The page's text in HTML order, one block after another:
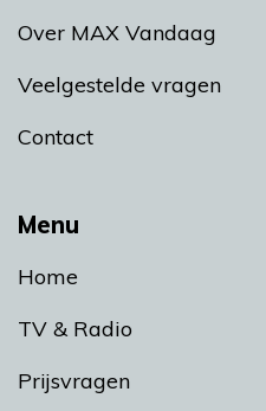
Menu
Home
TV & Radio
Prijsvragen
Over MAX Vandaag
Veelgestelde vragen
Contact